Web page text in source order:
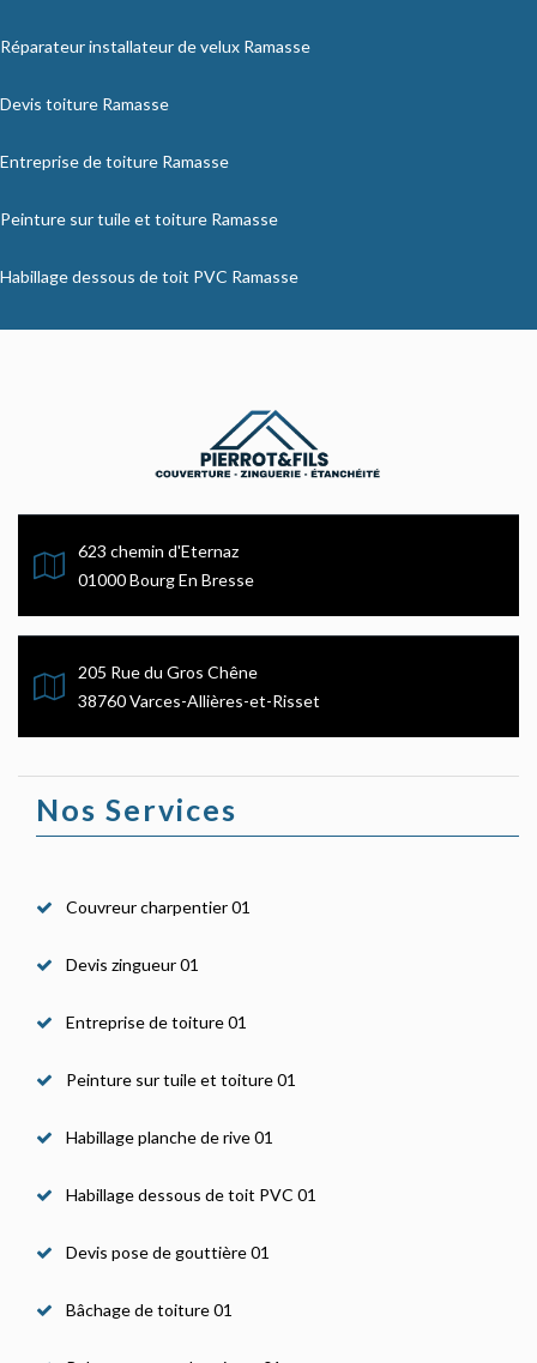
Réparateur installateur de velux Ramasse
Devis toiture Ramasse
Entreprise de toiture Ramasse
Peinture sur tuile et toiture Ramasse
Habillage dessous de toit PVC Ramasse
623 chemin d'Eternaz
01000 Bourg En Bresse
205 Rue du Gros Chêne
38760 Varces-Allières-et-Risset
Nos Services
Couvreur charpentier 01
Devis zingueur 01
Entreprise de toiture 01
Peinture sur tuile et toiture 01
Habillage planche de rive 01
Habillage dessous de toit PVC 01
Devis pose de gouttière 01
Bâchage de toiture 01